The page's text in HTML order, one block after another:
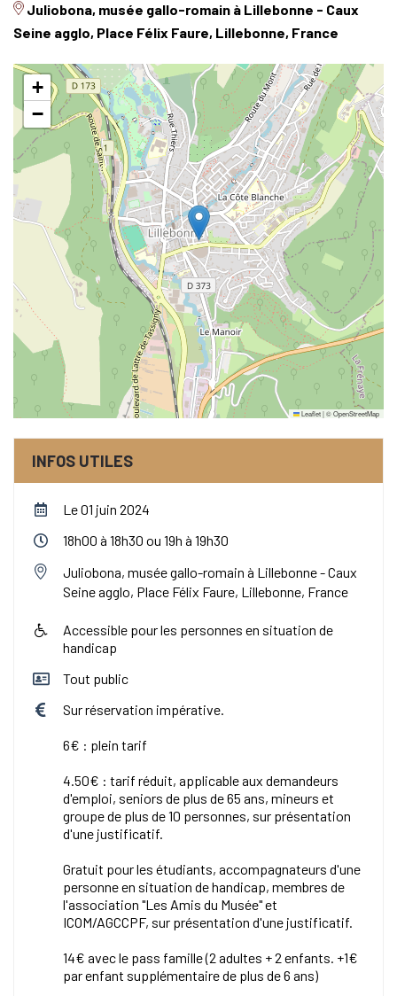
Juliobona, musée gallo-romain à Lillebonne - Caux
Seine agglo, Place Félix Faure, Lillebonne, France
+
−
Leaflet|©OpenStreetMap
INFOS UTILES
Le 01 juin 2024
18h00 à 18h30 ou 19h à 19h30
Juliobona, musée gallo-romain à Lillebonne - Caux
Seine agglo, Place Félix Faure, Lillebonne, France
Accessible pour les personnes en situation de
handicap
Tout public
Sur réservation impérative.
6€ : plein tarif
4.50€ : tarif réduit, applicable aux demandeurs
d'emploi, seniors de plus de 65 ans, mineurs et
groupe de plus de 10 personnes, sur présentation
d'une justificatif.
Gratuit pour les étudiants, accompagnateurs d'une
personne en situation de handicap, membres de
l'association "Les Amis du Musée" et
ICOM/AGCCPF, sur présentation d'une justificatif.
14€ avec le pass famille (2 adultes + 2 enfants. +1€
par enfant supplémentaire de plus de 6 ans)